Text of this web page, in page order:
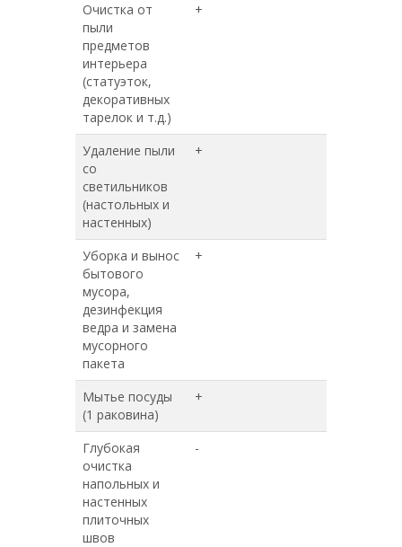
Очистка от
пыли
предметов
интерьера
(статуэток,
декоративных
тарелок и т.д.)
+
Удаление пыли
со
светильников
(настольных и
настенных)
+
Уборка и вынос
бытового
мусора,
дезинфекция
ведра и замена
мусорного
пакета
+
Мытье посуды
(1 раковина)
+
Глубокая
очистка
напольных и
настенных
плиточных
швов
-